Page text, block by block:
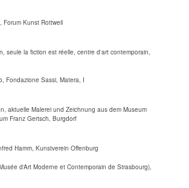
Forum Kunst Rottweil
seule la fiction est réelle, centre d‘art contemporain,
Fondazione Sassi, Matera, I
aktuelle Malerei und Zeichnung aus dem Museum
Franz Gertsch, Burgdorf
Hamm, Kunstverein Offenburg
d‘Art Moderne et Contemporain de Strasbourg),